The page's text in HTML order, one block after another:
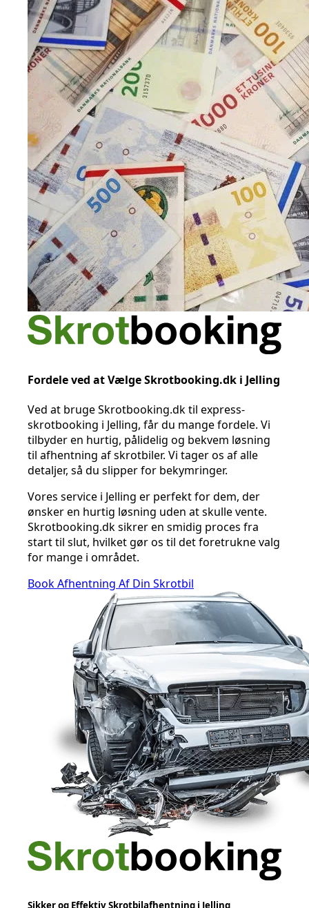
Fordele ved at Vælge Skrotbooking.dk i Jelling
Ved at bruge Skrotbooking.dk til express-
skrotbooking i Jelling, får du mange fordele. Vi
tilbyder en hurtig, pålidelig og bekvem løsning
til afhentning af skrotbiler. Vi tager os af alle
detaljer, så du slipper for bekymringer.
Vores service i Jelling er perfekt for dem, der
ønsker en hurtig løsning uden at skulle vente.
Skrotbooking.dk sikrer en smidig proces fra
start til slut, hvilket gør os til det foretrukne valg
for mange i området.
Book Afhentning Af Din Skrotbil
Sikker og Effektiv Skrotbilafhentning i Jelling